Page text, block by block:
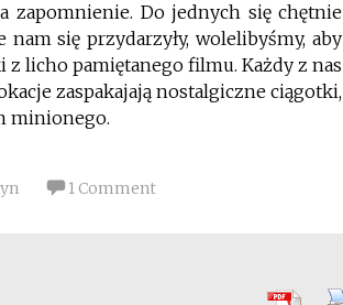
zapomnienie. Do jednych się chętnie
się przydarzyły, wolelibyśmy, aby
z licho pamiętanego filmu. Każdy z nas
zaspakajają nostalgiczne ciągotki,
minionego.
1 Comment